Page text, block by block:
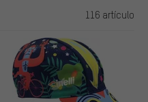
116 artículo